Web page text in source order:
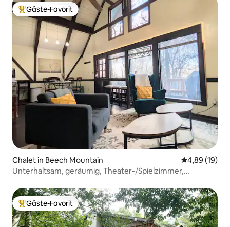
Beliebter Gäste-Favorit.
Gäste-Favorit
Chalet in Beech Mountain
4,89 (19)
Unterhaltsam, geräumig, Theater-/Spielzimmer,
Beliebter Gäste-Favorit.
Gäste-Favorit